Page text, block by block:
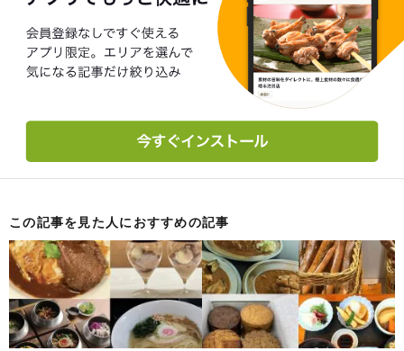
この記事を見た人におすすめの記事